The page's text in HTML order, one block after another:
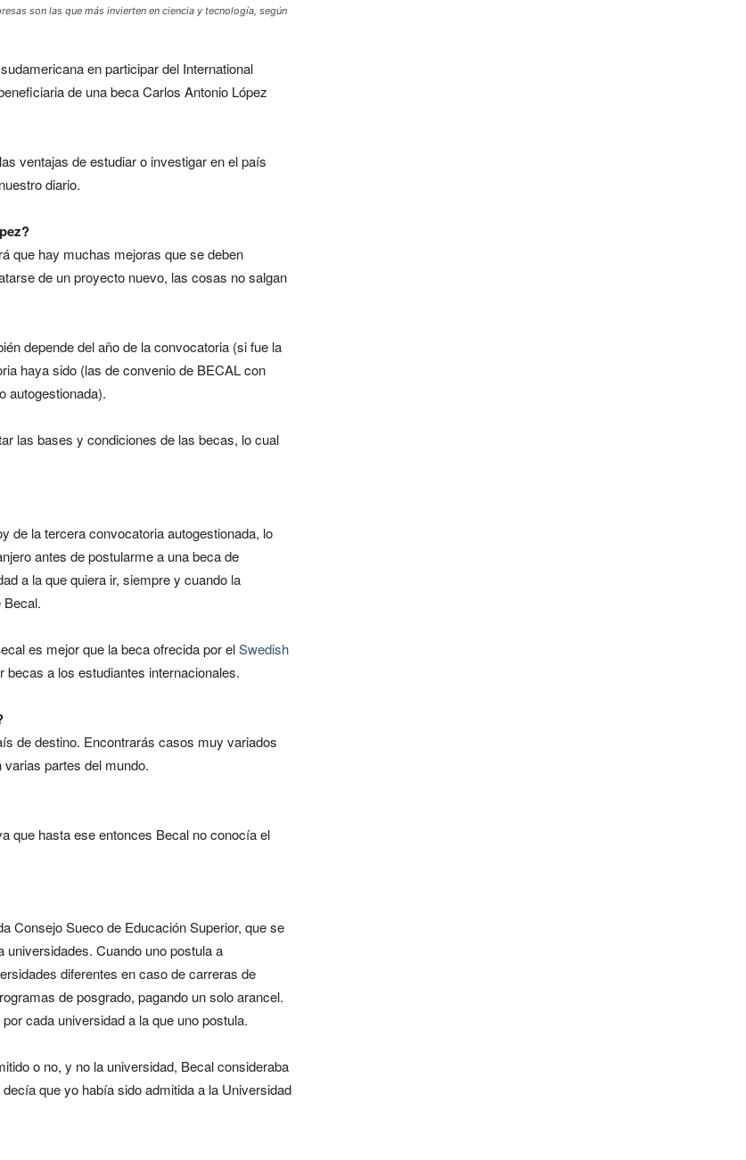
son las que más invierten en ciencia y tecnología, según
en participar del International
de una beca Carlos Antonio López
ventajas de estudiar o investigar en el país
diario.
que hay muchas mejoras que se deben
de un proyecto nuevo, las cosas no salgan
depende del año de la convocatoria (si fue la
haya sido (las de convenio de BECAL con
autogestionada).
las bases y condiciones de las becas, lo cual
de la tercera convocatoria autogestionada, lo
antes de postularme a una beca de
a la que quiera ir, siempre y cuando la
Becal.
es mejor que la beca ofrecida por elSwedish
a los estudiantes internacionales.
de destino. Encontrarás casos muy variados
partes del mundo.
que hasta ese entonces Becal no conocía el
Consejo Sueco de Educación Superior, que se
Cuando uno postula a
diferentes en caso de carreras de
de posgrado, pagando un solo arancel.
cada universidad a la que uno postula.
o no, y no la universidad, Becal consideraba
que yo había sido admitida a la Universidad